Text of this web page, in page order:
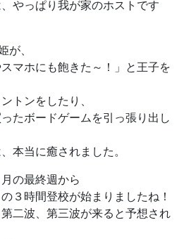
やっぱり我が家のホストです
、
スマホにも飽きた～！」と王子を
トンをしたり、
たボードゲームを引っ張り出し
本当に癒されました。
の最終週から
３時間登校が始まりましたね！
二波、第三波が来ると予想され